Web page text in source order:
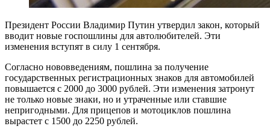
Президент России Владимир Путин утвердил закон, который
вводит новые госпошлины для автолюбителей. Эти
изменения вступят в силу 1 сентября.
Согласно нововведениям, пошлина за получение
государственных регистрационных знаков для автомобилей
повышается с 2000 до 3000 рублей. Эти изменения затронут
не только новые знаки, но и утраченные или ставшие
непригодными. Для прицепов и мотоциклов пошлина
вырастет с 1500 до 2250 рублей.